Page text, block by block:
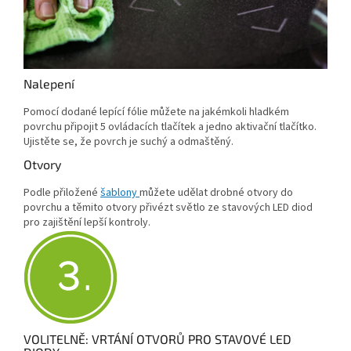
Nalepení
Pomocí dodané lepící fólie můžete na jakémkoli hladkém
povrchu připojit 5 ovládacích tlačítek a jedno aktivační tlačítko.
Ujistěte se, že povrch je suchý a odmaštěný.
Otvory
Podle přiložené šablonymůžete udělat drobné otvory do
povrchu a těmito otvory přivézt světlo ze stavových LED diod
pro zajištění lepší kontroly.
VOLITELNĚ: VRTÁNÍ OTVORŮ PRO STAVOVÉ LED